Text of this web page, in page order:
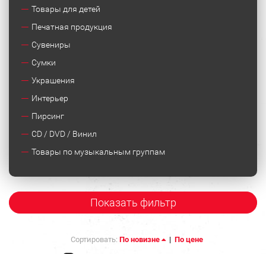
Товары для детей
Печатная продукция
Сувениры
Сумки
Украшения
Интерьер
Пирсинг
CD / DVD / Винил
Товары по музыкальным группам
Показать фильтр
Сортировать: По новизне | По цене